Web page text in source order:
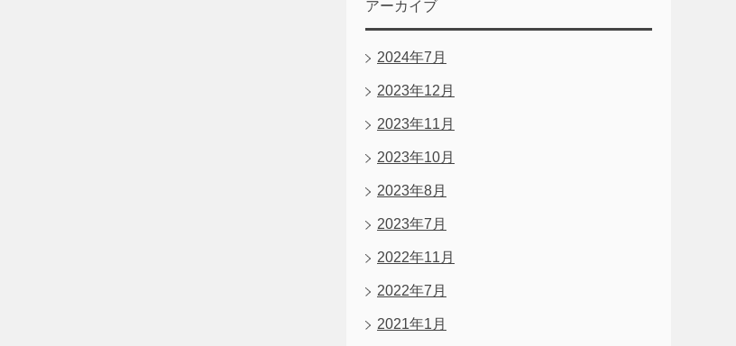
アーカイブ
2024年7月
2023年12月
2023年11月
2023年10月
2023年8月
2023年7月
2022年11月
2022年7月
2021年1月